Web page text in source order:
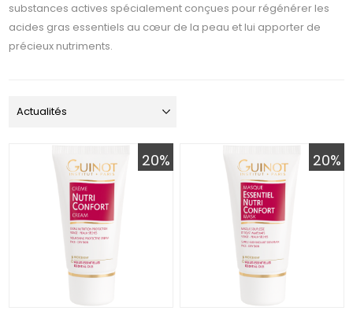
substances actives spécialement conçues pour régénérer les
acides gras essentiels au cœur de la peau et lui apporter de
précieux nutriments.
20% 20%